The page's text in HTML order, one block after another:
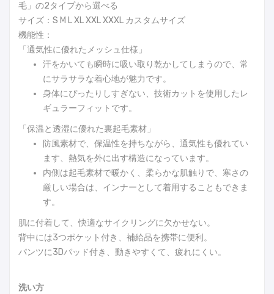
毛」の2タイプから選べる
サイズ：S M L XL XXL XXXL カスタムサイズ
機能性：
「通気性に優れたメッシュ仕様」
汗をかいても瞬時に吸い取り乾かしてしまうので、常
にサラサラな着心地が魅力です。
身体にぴったりしすぎない、技術カットを使用したレ
ギュラーフィットです。
「保温と透湿に優れた裏起毛素材」
防風素材で、保温性を持ちながら、通気性も優れてい
ます、熱気を外に出す構造になっています。
内側は起毛素材で暖かく、柔らかな肌触りで、寒さの
厳しい場合は、インナーとして着用することもできま
す。
肌に付着して、快適なサイクリングに欠かせない。
背中には3つポケット付き、補給品を携帯に便利。
パンツに3Dパッド付き、動きやすくて、疲れにくい。
洗い方